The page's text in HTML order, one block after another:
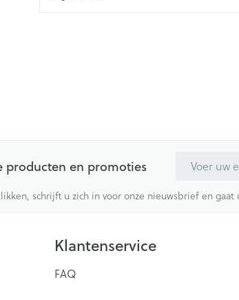
producten en promoties
schrijft u zich in voor onze nieuwsbrief en gaat
Klantenservice
FAQ